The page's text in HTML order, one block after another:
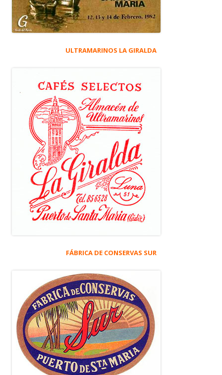
ULTRAMARINOS LA GIRALDA
FÁBRICA DE CONSERVAS SUR